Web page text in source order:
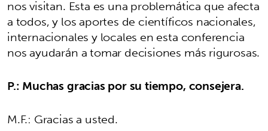
nos visitan. Esta es una problemática que afecta
a todos, y los aportes de científicos nacionales,
internacionales y locales en esta conferencia
nos ayudarán a tomar decisiones más rigurosas.
P.: Muchas gracias por su tiempo, consejera.
M.F.: Gracias a usted.